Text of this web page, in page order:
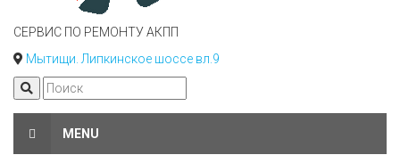
СЕРВИС ПО РЕМОНТУ АКПП
Мытищи. Липкинское шоссе вл.9
MENU